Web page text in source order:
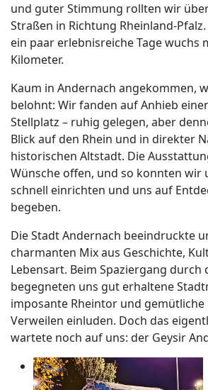
und guter Stimmung rollten wir
Straßen in Richtung Rheinland-
ein paar erlebnisreiche Tage wuchs
Kilometer.
Kaum in Andernach angekommen,
belohnt: Wir fanden auf Anhieb
Stellplatz – ruhig gelegen, aber
Blick auf den Rhein und in direkter
historischen Altstadt. Die
Wünsche offen, und so konnten wir
schnell einrichten und uns auf
begeben.
Die Stadt Andernach beeindruckte
charmanten Mix aus Geschichte,
Lebensart. Beim Spaziergang durch
begegneten uns gut erhaltene
imposante Rheintor und gemütliche
Verweilen einluden. Doch das
wartete noch auf uns: der Geysir